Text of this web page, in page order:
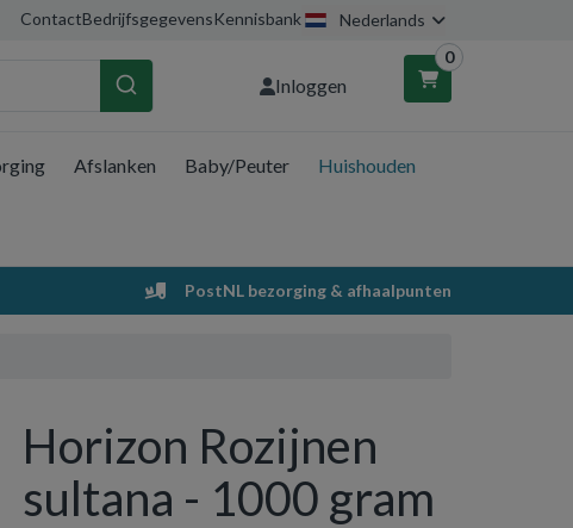
ContactBedrijfsgegevensKennisbank Nederlands
Inloggen
0
Winkelwagen
Uw winkelwagen is leeg.
Vul hem met producten.
Afslanken Baby/Peuter Huishouden
PostNL bezorging & afhaalpunten
Horizon Rozijnen
sultana - 1000 gram